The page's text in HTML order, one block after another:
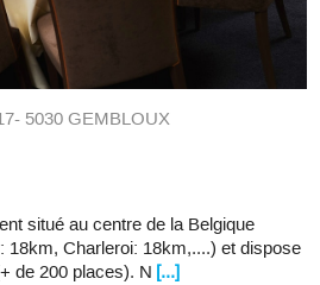
5030 GEMBLOUX
situé au centre de la Belgique
18km, Charleroi: 18km,....) et dispose
de 200 places). N [...]